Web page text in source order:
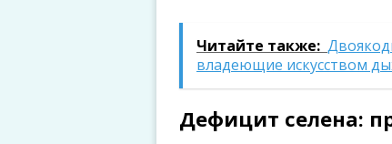
Читайте также:
владеющие искусством
Дефицит селена: